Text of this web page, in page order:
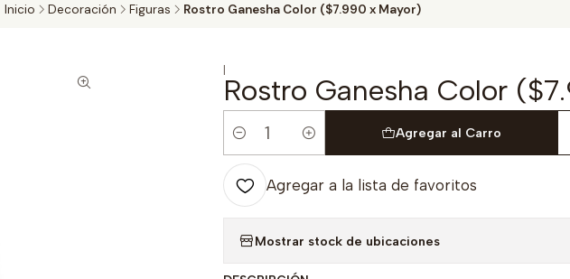
Inicio Decoración Figuras Rostro Ganesha Color ($7.990 x Mayor)
|
Rostro Ganesha Color
Cantidad
Agregar al Carro
Agregar a la lista de favoritos
Mostrar stock de ubicaciones